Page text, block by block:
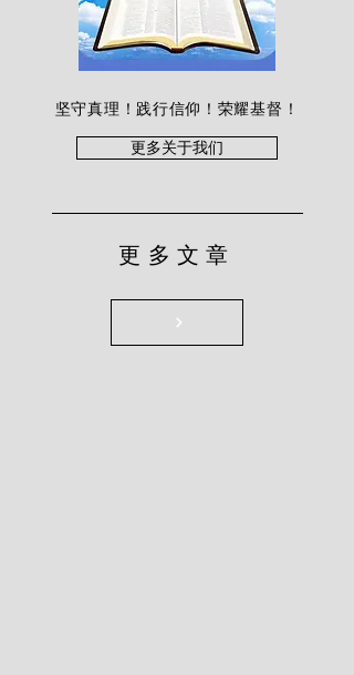
坚守真理！践行信仰！荣耀基督！
更多关于我们
更多文章